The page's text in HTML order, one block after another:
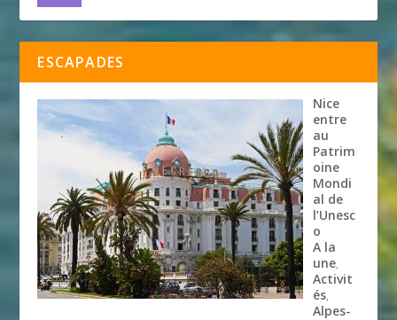
ESCAPADES
Nice
entre
au
Patrim
oine
Mondi
al de
l’Unesc
o
A la
une,
Activit
és,
Alpes-